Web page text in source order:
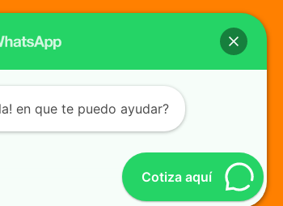
en que te puedo ayudar?
Cotiza aquí